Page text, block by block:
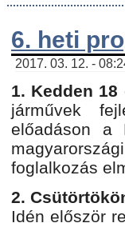
6. heti
2017. 03. 12. -
1. Kedden 18
járművek
előadáson a
foglalkozás
2.
Idén először